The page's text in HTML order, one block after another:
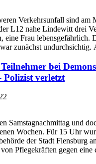
Verkehrsunfall sind am
L12 nahe Lindewitt drei
eine Frau lebensgefährlich.
zunächst undurchsichtig.
bei
Polizist verletzt
Samstagnachmittag und
Wochen. Für 15 Uhr
der Stadt Flensburg
Pflegekräften gegen